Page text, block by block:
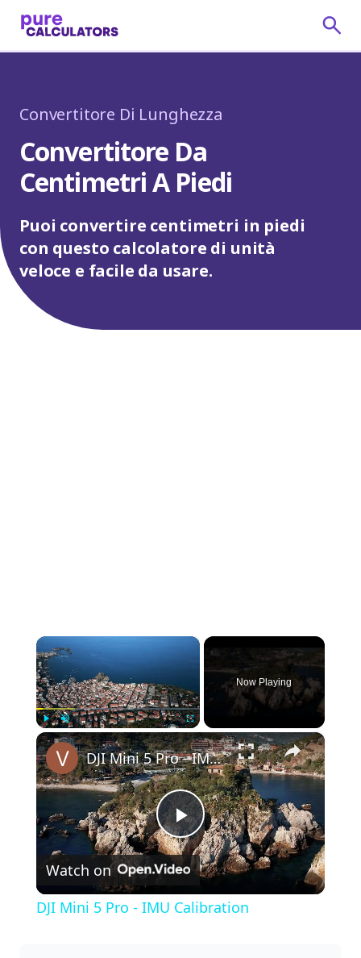
Convertitore Di Lunghezza
Convertitore Da
Centimetri A Piedi
Puoi convertire centimetri in piedi
con questo calcolatore di unità
veloce e facile da usare.
×
Play Unmute Fullscreen
Now Playing
×
P
DJI Mini 5 Pro - IMU Calibration
Watch on
DJI Mini 5 Pro - IMU Calibration